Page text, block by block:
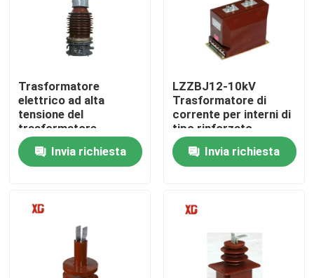
Casa
Prodotti
Circa noi
Giro della fabbrica
Controllo di qualità
Trasformatore
elettrico ad alta
tensione del
trasformatore
corrente di LB6-
110kV CTInvia richiesta
LZZBJ12-10kV
Trasformatore di
corrente per interni di
tipo rinforzato
completamente
chiuso Resina
epossidica Cast
Invia richiesta